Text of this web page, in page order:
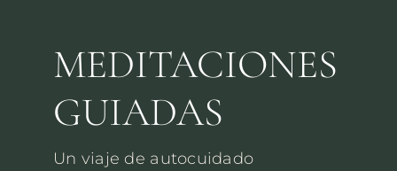
Experiencias
Retiros
MEDITACIONES
GUIADAS
Un viaje de autocuidado